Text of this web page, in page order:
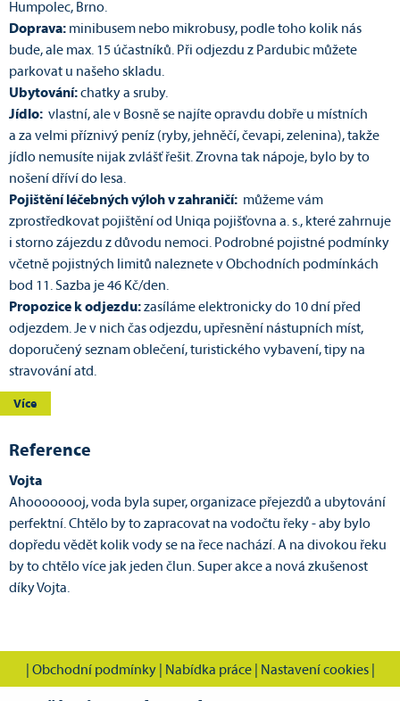
Humpolec, Brno.
Doprava: minibusem nebo mikrobusy, podle toho kolik nás
bude, ale max. 15 účastníků. Při odjezdu z Pardubic můžete
parkovat u našeho skladu.
Ubytování:chatky a sruby.
Jídlo: vlastní, ale v Bosně se najíte opravdu dobře u místních
a za velmi příznivý peníz (ryby, jehněčí, čevapi, zelenina), takže
jídlo nemusíte nijak zvlášť řešit. Zrovna tak nápoje, bylo by to
nošení dříví do lesa.
Pojištění léčebných výloh v zahraničí: můžeme vám
zprostředkovat pojištění od Uniqa pojišťovna a. s., které zahrnuje
i storno zájezdu z důvodu nemoci. Podrobné pojistné podmínky
včetně pojistných limitů naleznete v Obchodních podmínkách
bod 11. Sazba je 46 Kč/den.
Propozice k odjezdu:zasíláme elektronicky do 10 dní před
odjezdem. Je v nich čas odjezdu, upřesnění nástupních míst,
doporučený seznam oblečení, turistického vybavení, tipy na
stravování atd.
Více
Reference
Vojta
Ahoooooooj, voda byla super, organizace přejezdů a ubytování
perfektní. Chtělo by to zapracovat na vodočtu řeky - aby bylo
dopředu vědět kolik vody se na řece nachází. A na divokou řeku
by to chtělo více jak jeden člun. Super akce a nová zkušenost
díky Vojta.
Obchodní podmínky| Nabídka práce| Nastavení cookies|